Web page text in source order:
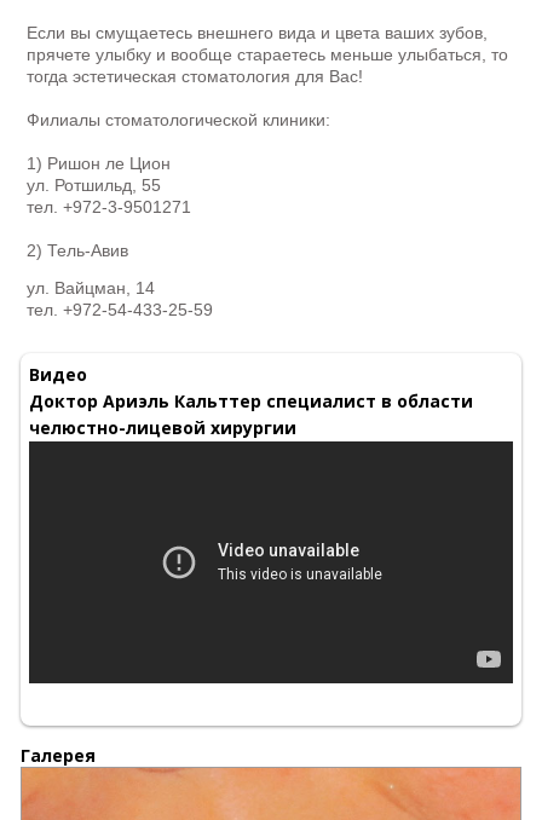
Если вы смущаетесь внешнего вида и цвета ваших зубов,
прячете улыбку и вообще стараетесь меньше улыбаться, то
тогда эстетическая стоматология для Вас!
Филиалы стоматологической клиники:
1) Ришон ле Цион
ул. Ротшильд, 55
тел. +972-3-9501271
2) Тель-Авив
ул. Вайцман, 14
тел. +972-54-433-25-59
Видео
Доктор Ариэль Кальттер специалист в области
челюстно-лицевой хирургии
Галерея